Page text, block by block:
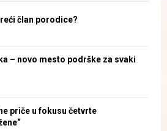
član porodice?
– novo mesto podrške za svaki
priče u fokusu četvrte